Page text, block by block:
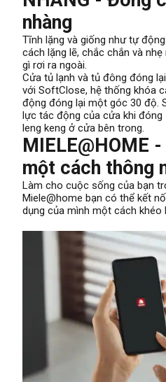
nhàng
Tĩnh lặng và giống như tự
cách lặng lẽ, chắc chắn và
gì rơi ra ngoài.
Cửa tủ lạnh và tủ đông đóng
với SoftClose, hệ thống khóa
động đóng lại một góc 30 độ.
lực tác động của cửa khi đóng
leng keng ở cửa bên trong.
MIELE@HOME
một cách thông
Làm cho cuộc sống của bạn
Miele@home bạn có thể kết
dụng của mình một cách